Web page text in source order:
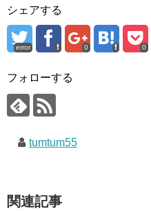
シェアする
error 0 0
フォローする
tumtum55
関連記事